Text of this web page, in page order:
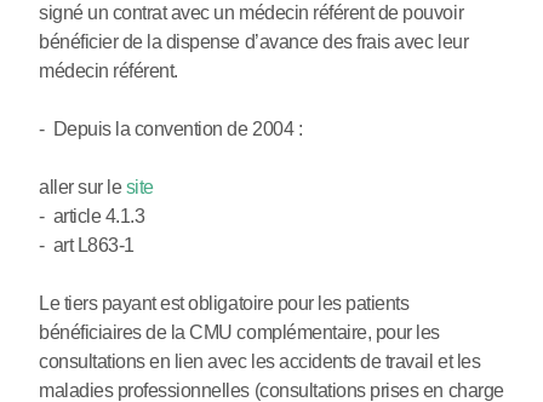
signé un contrat avec un médecin référent de pouvoir
bénéficier de la dispense d’avance des frais avec leur
médecin référent.
- Depuis la convention de 2004 :
aller sur lesite
- article 4.1.3
- art L863-1
Le tiers payant est obligatoire pour les patients
bénéficiaires de la CMU complémentaire, pour les
consultations en lien avec les accidents de travail et les
maladies professionnelles (consultations prises en charge